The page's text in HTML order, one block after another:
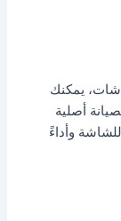
يمكنك
أصلية
وأداءً